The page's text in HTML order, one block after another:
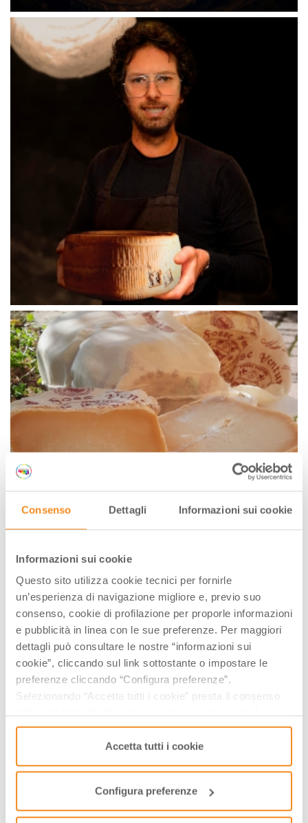
Consenso Dettagli Informazioni sui cookie
Informazioni sui cookie
Questo sito utilizza cookie tecnici per fornirle
un’esperienza di navigazione migliore e, previo suo
consenso, cookie di profilazione per proporle informazioni
e pubblicità in linea con le sue preferenze. Per maggiori
dettagli può consultare le nostre “informazioni sui
cookie”, cliccando sul link sottostante o impostare le
preferenze cliccando “Configura preferenze”.
Selezionando “Accetta tutti i cookie” presta il consenso
consenso cliccando su “Usa solo i cookie necessari” e
saranno attivati i soli cookie tecnici necessari al corretto
funzionamento del sito.
Accetta tutti i cookie
Configura preferenze